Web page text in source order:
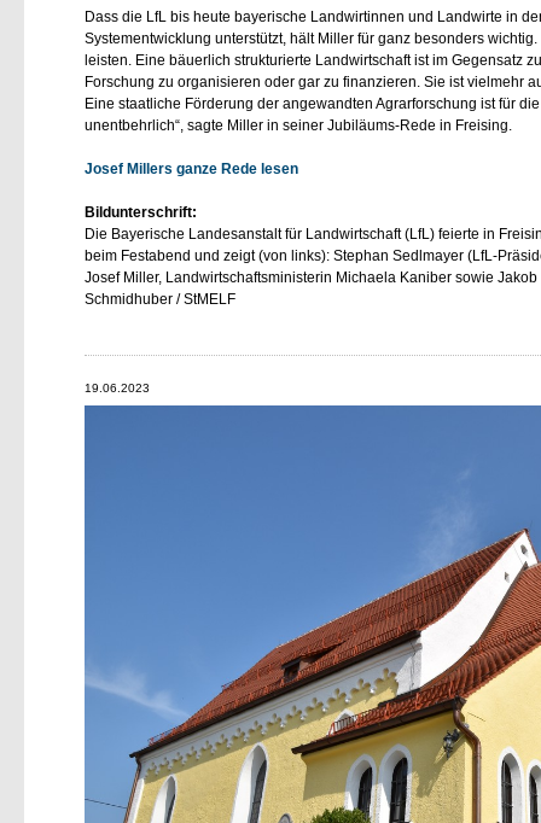
Dass die LfL bis heute bayerische Landwirtinnen und Landwirte in
Systementwicklung unterstützt, hält Miller für ganz besonders
leisten. Eine bäuerlich strukturierte Landwirtschaft ist im Gegensatz
Forschung zu organisieren oder gar zu finanzieren. Sie ist vielmehr
Eine staatliche Förderung der angewandten Agrarforschung ist für
unentbehrlich“, sagte Miller in seiner Jubiläums-Rede in Freising.
Josef Millers ganze Rede lesen
Bildunterschrift:
Die Bayerische Landesanstalt für Landwirtschaft (LfL) feierte in
beim Festabend und zeigt (von links): Stephan Sedlmayer (LfL-
Josef Miller, Landwirtschaftsministerin Michaela Kaniber sowie
Schmidhuber / StMELF
19.06.2023